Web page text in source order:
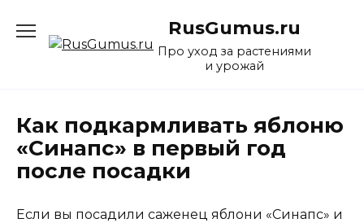
содержанию
RusGumus.ru
Про уход за растениями
и урожай
Как подкармливать яблоню
«Синапс» в первый год
после посадки
Если вы посадили саженец яблони «Синапс» и